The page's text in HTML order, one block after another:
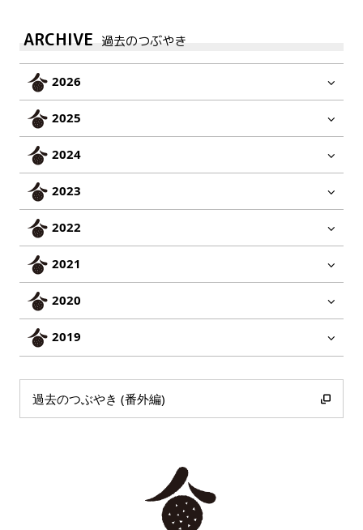
ARCHIVE 過去のつぶやき
2026
2025
2024
2023
2022
2021
2020
2019
過去のつぶやき (番外編)